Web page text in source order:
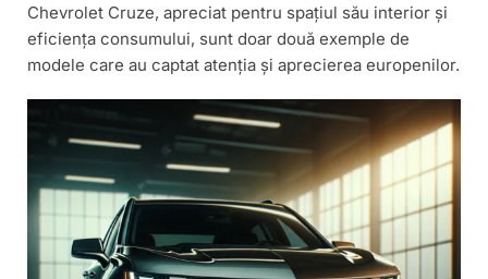
Chevrolet Cruze, apreciat pentru spațiul său interior și
eficiența consumului, sunt doar două exemple de
modele care au captat atenția și aprecierea europenilor.